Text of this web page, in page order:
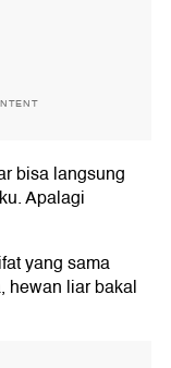
bisa langsung
Apalagi
yang sama
hewan liar bakal